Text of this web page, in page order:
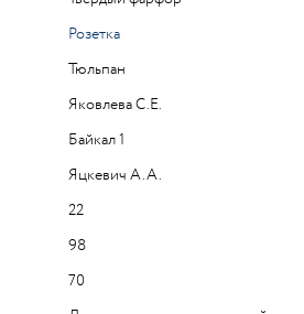
Розетка
Тюльпан
Яковлева С.Е.
Байкал 1
Яцкевич А.А.
22
98
70